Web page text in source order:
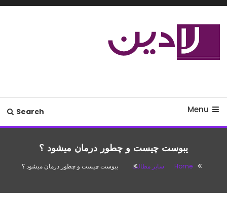
Skip
Menu
Search
یبوست چیست و چطور درمان میشود ؟
Home سایر مطالب یبوست چیست و چطور درمان میشود ؟